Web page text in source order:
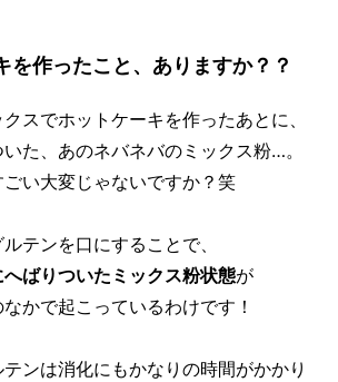
を作ったこと、ありますか？？
スでホットケーキを作ったあとに、
た、あのネバネバのミックス粉…。
い大変じゃないですか？笑
テンを口にすることで、
ばりついたミックス粉状態が
かで起こっているわけです！
ンは消化にもかなりの時間がかかり